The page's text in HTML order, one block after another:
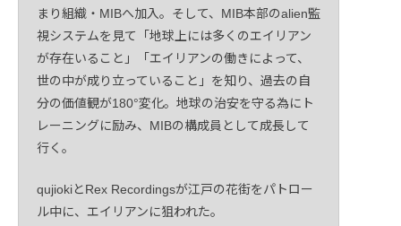
まり組織・MIBへ加入。そして、MIB本部のalien監
視システムを見て「地球上には多くのエイリアン
が存在いること」「エイリアンの働きによって、
世の中が成り立っていること」を知り、過去の自
分の価値観が180°変化。地球の治安を守る為にト
レーニングに励み、MIBの構成員として成長して
行く。
qujiokiとRex Recordingsが江戸の花街をパトロー
ル中に、エイリアンに狙われた。